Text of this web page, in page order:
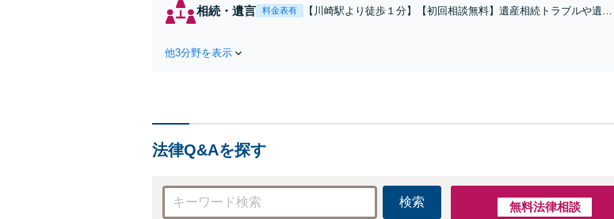
ます。
相続・遺言 料金表有
【川崎駅より徒歩１分】【初回相談無料】遺産相続トラブルや遺言
他3分野を表示
法律Q&Aを探す
検索 無料法律相談